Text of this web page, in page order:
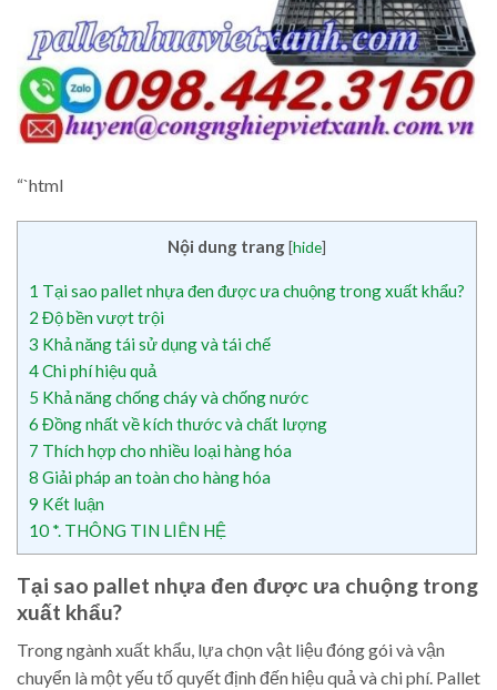
“`html
Nội dung trang[hide]
1 Tại sao pallet nhựa đen được ưa chuộng trong xuất khẩu?
2 Độ bền vượt trội
3 Khả năng tái sử dụng và tái chế
4Chi phí hiệu quả
5 Khả năng chống cháy và chống nước
6 Đồng nhất về kích thước và chất lượng
7 Thích hợp cho nhiều loại hàng hóa
8 Giải pháp an toàn cho hàng hóa
9 Kết luận
10 *. THÔNG TIN LIÊN HỆ
Tại sao pallet nhựa đen được ưa chuộng trong
xuất khẩu?
Trong ngành xuất khẩu, lựa chọn vật liệu đóng gói và vận
chuyển là một yếu tố quyết định đến hiệu quả và chi phí. Pallet